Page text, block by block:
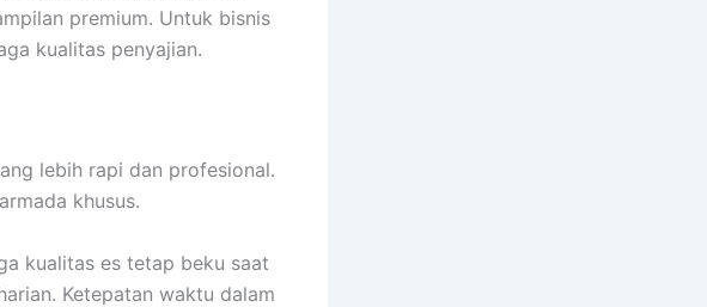
premium. Untuk bisnis
kualitas penyajian.
lebih rapi dan profesional.
khusus.
kualitas es tetap beku saat
Ketepatan waktu dalam